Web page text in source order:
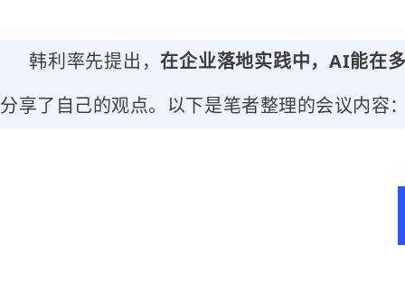
韩利率先提出，在企业落地实践中，AI能在
分享了自己的观点。以下是笔者整理的会议内容